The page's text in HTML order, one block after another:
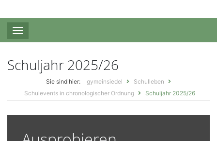
Toggle navigation
Schuljahr 2025/26
Sie sind hier gymeinsiedel
Schulleben
Schulevents in chronologischer Ordnung
Schuljahr 2025/26